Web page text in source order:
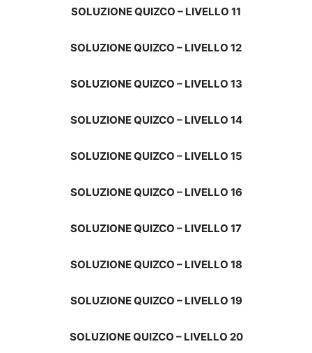
SOLUZIONE QUIZCO – LIVELLO 11
SOLUZIONE QUIZCO – LIVELLO 12
SOLUZIONE QUIZCO – LIVELLO 13
SOLUZIONE QUIZCO – LIVELLO 14
SOLUZIONE QUIZCO – LIVELLO 15
SOLUZIONE QUIZCO – LIVELLO 16
SOLUZIONE QUIZCO – LIVELLO 17
SOLUZIONE QUIZCO – LIVELLO 18
SOLUZIONE QUIZCO – LIVELLO 19
SOLUZIONE QUIZCO – LIVELLO 20